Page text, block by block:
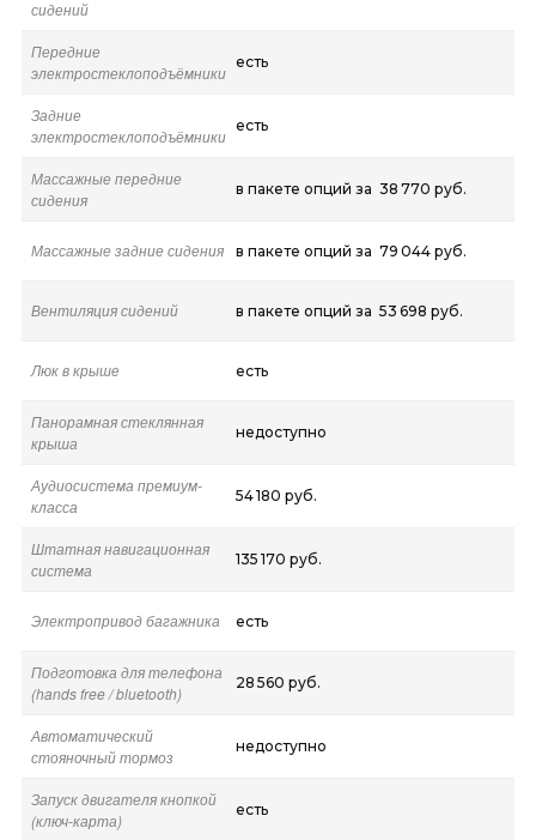
сидений
Передние
электростеклоподъёмники
есть
Задние
электростеклоподъёмники
есть
Массажные передние
сидения
в пакете опций за 38 770 руб.
Массажные задние сидения в пакете опций за 79 044 руб.
Вентиляция сидений в пакете опций за 53 698 руб.
Люк в крыше есть
Панорамная стеклянная
крыша
недоступно
Аудиосистема премиум-
класса
54 180 руб.
Штатная навигационная
система
135 170 руб.
Электропривод багажника есть
Подготовка для телефона
(hands free / bluetooth)
28 560 руб.
Автоматический
стояночный тормоз
недоступно
Запуск двигателя кнопкой
(ключ-карта)
есть